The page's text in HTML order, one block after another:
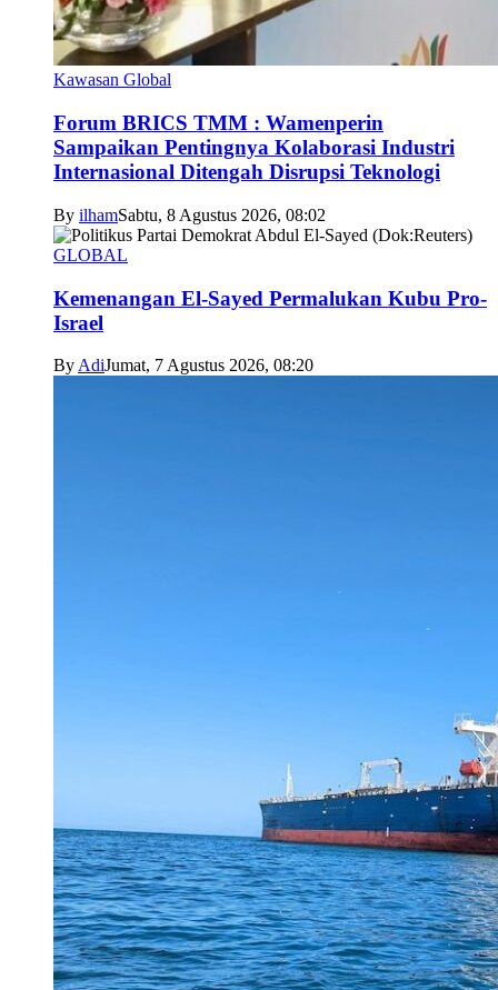
Kawasan Global
Forum BRICS TMM : Wamenperin
Sampaikan Pentingnya Kolaborasi Industri
Internasional Ditengah Disrupsi Teknologi
By ilhamSabtu, 8 Agustus 2026, 08:02
GLOBAL
Kemenangan El-Sayed Permalukan Kubu Pro-
Israel
By AdiJumat, 7 Agustus 2026, 08:20